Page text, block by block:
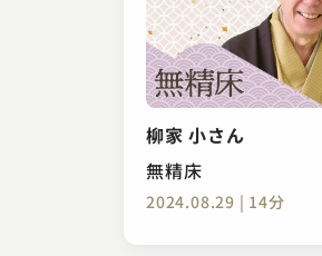
柳家 小さん
無精床
2024.08.29 | 14分